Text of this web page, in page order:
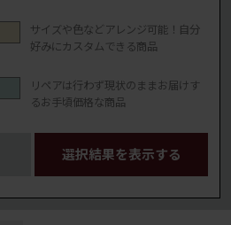
サイズや色などアレンジ可能！自分
好みにカスタムできる商品
リペアは行わず現状のままお届けす
るお手頃価格な商品
選択結果を表示する